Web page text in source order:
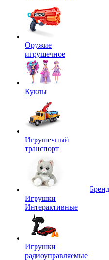
Оружие
игрушечное
Куклы
Игрушечный
транспорт
Игрушки
Интерактивные
Игрушки
радиоуправляемые